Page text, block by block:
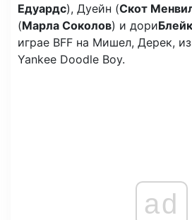
Едуардс), Дуейн (Скот
(Марла Соколов) и дори
играе BFF на Мишел, Дерек,
Yankee Doodle Boy.
ad